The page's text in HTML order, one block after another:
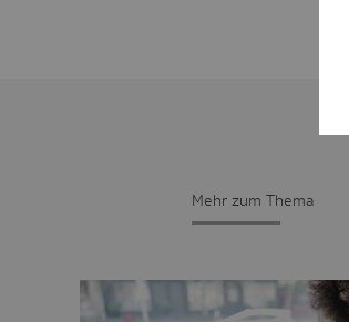
Mehr zum Thema